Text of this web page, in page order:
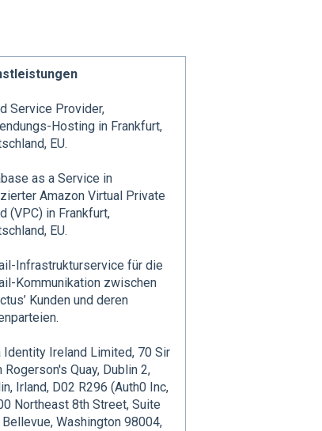
Service Provider,
Hosting in Frankfurt,
EU.
as a Service in
Amazon Virtual Private
(VPC) in Frankfurt,
EU.
Infrastrukturservice für die
Kommunikation zwischen
Kunden und deren
Identity Ireland Limited, 70 Sir
Rogerson's Quay, Dublin 2,
Irland, D02 R296 (Auth0 Inc,
Northeast 8th Street, Suite
Washington 98004,